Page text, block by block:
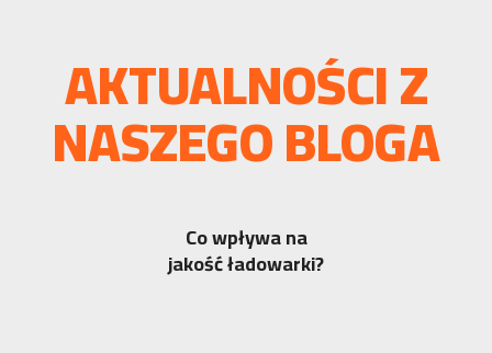
AKTUALNOŚCI Z
NASZEGO BLOGA
Co wpływa na
jakość ładowarki?